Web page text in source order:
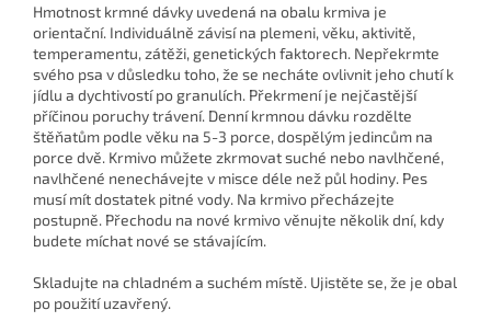
Hmotnost krmné dávky uvedená na obalu krmiva je
orientační. Individuálně závisí na plemeni, věku, aktivitě,
temperamentu, zátěži, genetických faktorech. Nepřekrmte
svého psa v důsledku toho, že se necháte ovlivnit jeho chutí k
jídlu a dychtivostí po granulích. Překrmení je nejčastější
příčinou poruchy trávení. Denní krmnou dávku rozdělte
štěňatům podle věku na 5-3 porce, dospělým jedincům na
porce dvě. Krmivo můžete zkrmovat suché nebo navlhčené,
navlhčené nenechávejte v misce déle než půl hodiny. Pes
musí mít dostatek pitné vody. Na krmivo přecházejte
postupně. Přechodu na nové krmivo věnujte několik dní, kdy
budete míchat nové se stávajícím.
Skladujte na chladném a suchém místě. Ujistěte se, že je obal
po použití uzavřený.